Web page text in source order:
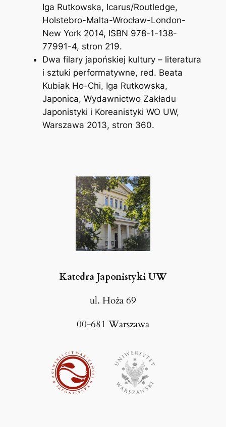
Iga Rutkowska, Icarus/Routledge,
Holstebro-Malta-Wrocław-London-
New York 2014, ISBN 978-1-138-
77991-4, stron 219.
Dwa filary japońskiej kultury – literatura
i sztuki performatywne, red. Beata
Kubiak Ho-Chi, Iga Rutkowska,
Japonica, Wydawnictwo Zakładu
Japonistyki i Koreanistyki WO UW,
Warszawa 2013, stron 360.
Katedra Japonistyki UW
ul. Hoża 69
00-681 Warszawa